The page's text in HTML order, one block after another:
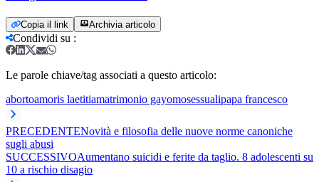
Copia il link Archivia articolo
Condividi su :
Le parole chiave/tag associati a questo articolo:
abortoamoris laetitiamatrimonio gayomosessualipapa francesco
PRECEDENTENovità e filosofia delle nuove norme canoniche
sugli abusi
SUCCESSIVOAumentano suicidi e ferite da taglio. 8 adolescenti su
10 a rischio disagio